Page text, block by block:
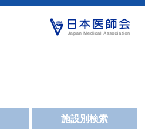
施設別検索